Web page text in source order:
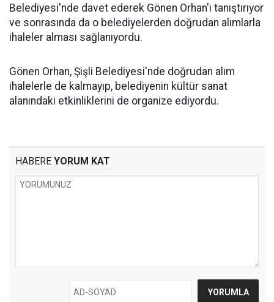
Belediyesi'nde davet ederek Gönen Orhan'ı tanıştırıyor
ve sonrasında da o belediyelerden doğrudan alımlarla
ihaleler alması sağlanıyordu.
Gönen Orhan, Şişli Belediyesi'nde doğrudan alım
ihalelerle de kalmayıp, belediyenin kültür sanat
alanındaki etkinliklerini de organize ediyordu.
HABERE YORUM KAT